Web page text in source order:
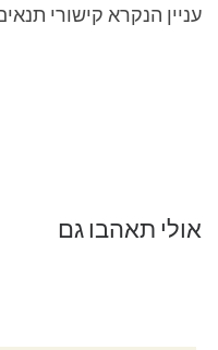
עניין הנקרא קישורי
אולי תאהבו גם